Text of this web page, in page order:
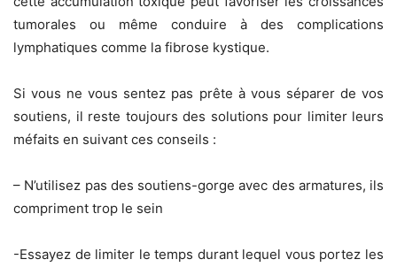
tumorales ou même conduire à des complications
lymphatiques comme la fibrose kystique.
Si vous ne vous sentez pas prête à vous séparer de vos
soutiens, il reste toujours des solutions pour limiter leurs
méfaits en suivant ces conseils :
– N’utilisez pas des soutiens-gorge avec des armatures, ils
compriment trop le sein
-Essayez de limiter le temps durant lequel vous portez les